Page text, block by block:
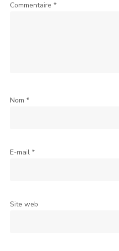
Commentaire *
Nom *
E-mail *
Site web